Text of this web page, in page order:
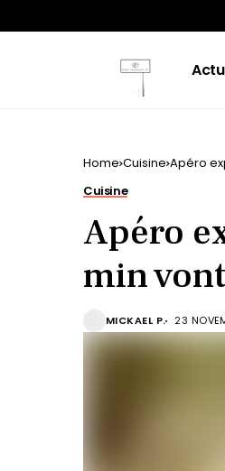
Home Cuisine Apéro
Cuisine
Apéro
min
MICKAEL P. 23